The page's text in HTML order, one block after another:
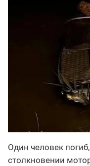
Один человек
столкновении